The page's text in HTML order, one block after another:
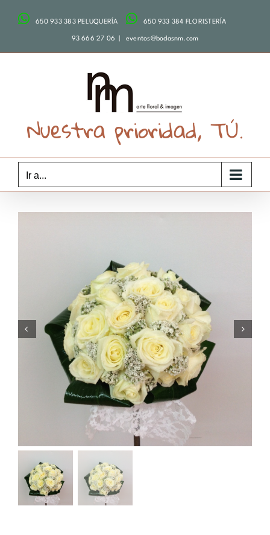
650 933 383 PELUQUERÍA 650 933 384 FLORISTERÍA
93 666 27 06 eventos@bodasnm.com
Nuestra prioridad, TÚ.
Ir a...